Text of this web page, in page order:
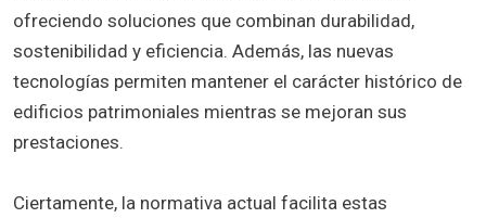
ofreciendo soluciones que combinan durabilidad,
sostenibilidad y eficiencia. Además, las nuevas
tecnologías permiten mantener el carácter histórico de
edificios patrimoniales mientras se mejoran sus
prestaciones.
Ciertamente, la normativa actual facilita estas